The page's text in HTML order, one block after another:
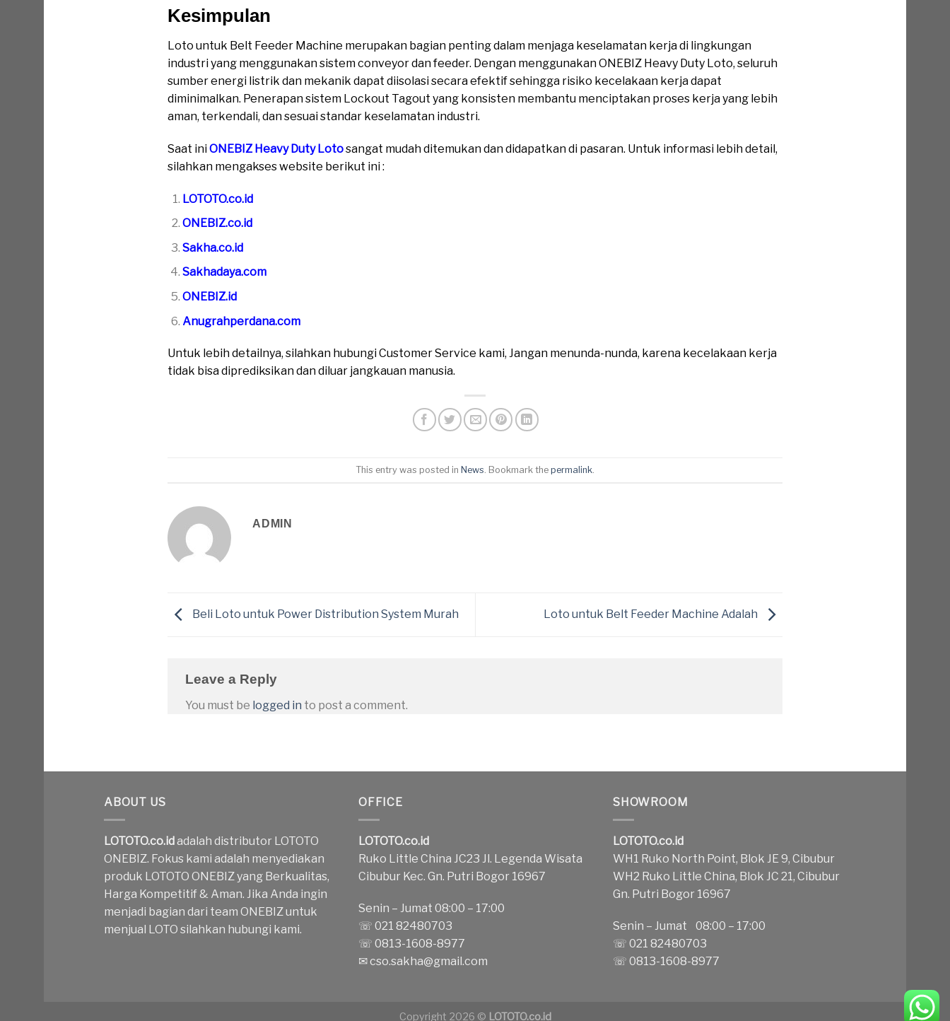
Kesimpulan
Loto untuk Belt Feeder Machine merupakan bagian penting dalam menjaga keselamatan kerja di lingkungan
industri yang menggunakan sistem conveyor dan feeder. Dengan menggunakan ONEBIZ Heavy Duty Loto, seluruh
sumber energi listrik dan mekanik dapat diisolasi secara efektif sehingga risiko kecelakaan kerja dapat
diminimalkan. Penerapan sistem Lockout Tagout yang konsisten membantu menciptakan proses kerja yang lebih
aman, terkendali, dan sesuai standar keselamatan industri.
Saat iniONEBIZ Heavy Duty Lotosangat mudah ditemukan dan didapatkan di pasaran. Untuk informasi lebih detail,
silahkan mengakses website berikut ini :
LOTOTO.co.id
ONEBIZ.co.id
Sakha.co.id
Sakhadaya.com
ONEBIZ.id
Anugrahperdana.com
Untuk lebih detailnya, silahkan hubungi Customer Service kami, Jangan menunda-nunda, karena kecelakaan kerja
tidak bisa diprediksikan dan diluar jangkauan manusia.
This entry was posted in News . Bookmark the permalink
ADMIN
Beli Loto untuk Power Distribution System Murah Loto untuk Belt Feeder Machine Adalah
Leave a Reply
You must be logged in to post a comment.
ABOUT US
LOTOTO.co.idadalah distributor LOTOTO
ONEBIZ. Fokus kami adalah menyediakan
produk LOTOTO ONEBIZ yang Berkualitas,
Harga Kompetitif & Aman. Jika Anda ingin
menjadi bagian dari team ONEBIZ untuk
menjual LOTO silahkan hubungi kami.
OFFICE
LOTOTO.co.id
Ruko Little China JC23 Jl. Legenda Wisata
Cibubur Kec. Gn. Putri Bogor 16967
Senin – Jumat 08:00 – 17:00
☏ 021 82480703
☏ 0813-1608-8977
✉cso.sakha@gmail.com
SHOWROOM
LOTOTO.co.id
WH1 Ruko North Point, Blok JE 9, Cibubur
WH2 Ruko Little China, Blok JC 21, Cibubur
Gn. Putri Bogor 16967
Senin – Jumat 08:00 – 17:00
☏ 021 82480703
☏ 0813-1608-8977
Copyright 2026 © LOTOTO.co.id